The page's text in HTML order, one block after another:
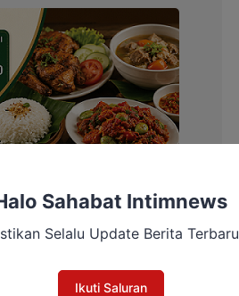
Sahabat Intimnews
Selalu Update Berita Terbaru
Ikuti Saluran